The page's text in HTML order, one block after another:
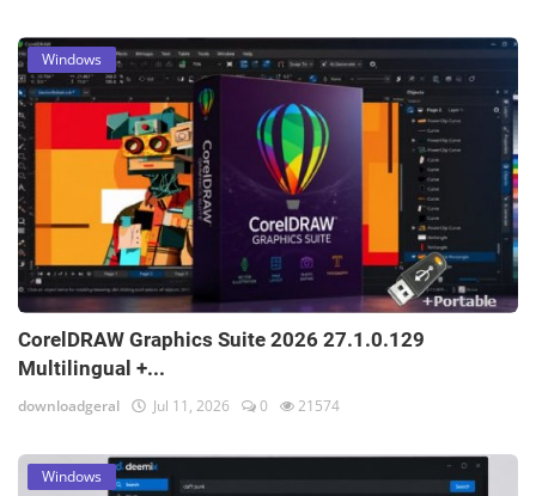
Windows
CorelDRAW Graphics Suite 2026 27.1.0.129
Multilingual +...
downloadgeral Jul 11, 2026 0 21574
Windows